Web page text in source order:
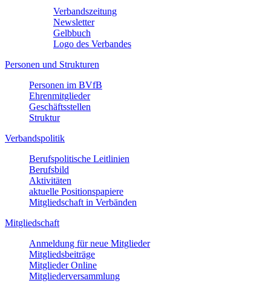
Verbandszeitung
Newsletter
Gelbbuch
Logo des Verbandes
Personen und Strukturen
Personen im BVfB
Ehrenmitglieder
Geschäftsstellen
Struktur
Verbandspolitik
Berufspolitische Leitlinien
Berufsbild
Aktivitäten
aktuelle Positionspapiere
Mitgliedschaft in Verbänden
Mitgliedschaft
Anmeldung für neue Mitglieder
Mitgliedsbeiträge
Mitglieder Online
Mitgliederversammlung